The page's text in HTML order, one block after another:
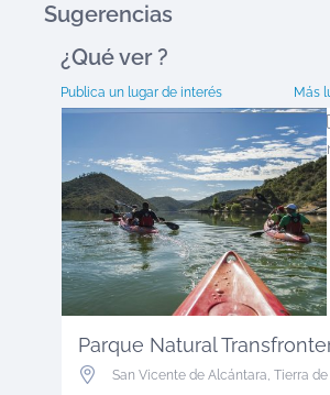
Sugerencias
¿Qué ver ?
Publica un lugar de interés Más
San Vicente de Alcántara, Tierra